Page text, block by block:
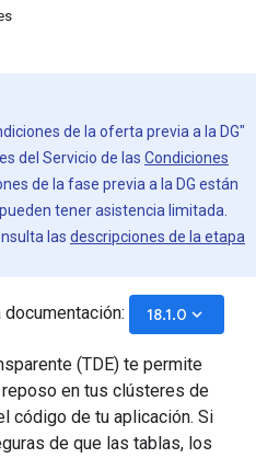
de la oferta previa a la DG"
del Servicio de las Condiciones
de la fase previa a la DG están
tener asistencia limitada.
las descripciones de la etapa
18.1.0 keyboard_arrow_down
(TDE) te permite
en tus clústeres de
código de tu aplicación. Si
de que las tablas, los